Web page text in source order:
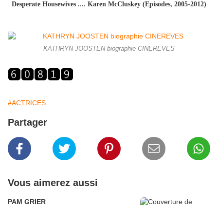
Desperate Housewives .... Karen McCluskey (Episodes, 2005-2012)
KATHRYN JOOSTEN biographie CINEREVES
#ACTRICES
Partager
Vous aimerez aussi
PAM GRIER